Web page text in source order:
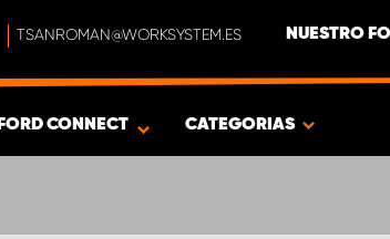
TSANROMAN@WORKSYSTEM.ES NUESTRO
FORD CONNECT CATEGORIAS